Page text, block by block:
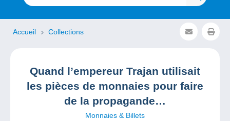
Accueil Collections
Quand l’empereur Trajan utilisait
les pièces de monnaies pour faire
de la propagande…
Monnaies & Billets